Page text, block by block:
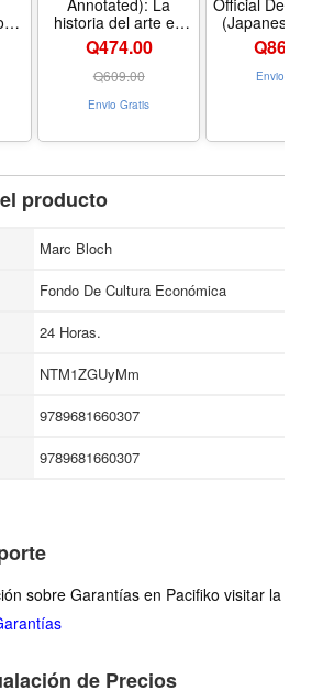
Annotated): La
historia del arte en
500 obras (Spanish
Edition) - Formato
Hardcover
Q474.00
Q609.00
Envio Gratis
Official Design
(Japanese
Q864.00
Envio Gratis
producto
Marc Bloch
Fondo De Cultura Económica
24 Horas.
NTM1ZGUyMm
9789681660307
9789681660307
sobre Garantías en Pacifiko visitar la
de Precios